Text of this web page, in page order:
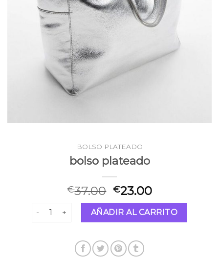
BOLSO PLATEADO
bolso plateado
€37.00 €23.00
bolso plateado cantidadAÑADIR AL CARRITO